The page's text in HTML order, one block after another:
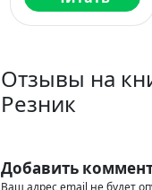
Отзывы на
Резник
Добавить
Ваш адрес email не будет